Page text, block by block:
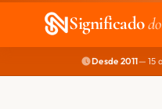
Significado
Desde 2011— 15